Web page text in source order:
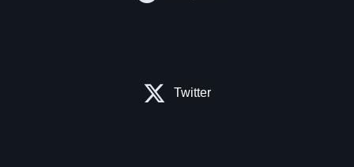
Twitter